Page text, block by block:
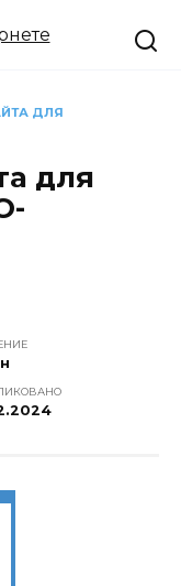
ДЛЯ
для